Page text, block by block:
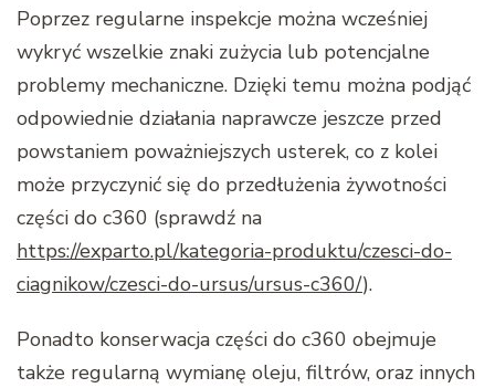
Poprzez regularne inspekcje można wcześniej
wykryć wszelkie znaki zużycia lub potencjalne
problemy mechaniczne. Dzięki temu można podjąć
odpowiednie działania naprawcze jeszcze przed
powstaniem poważniejszych usterek, co z kolei
może przyczynić się do przedłużenia żywotności
części do c360 (sprawdź na
https://exparto.pl/kategoria-produktu/czesci-do-
ciagnikow/czesci-do-ursus/ursus-c360/).
Ponadto konserwacja części do c360 obejmuje
także regularną wymianę oleju, filtrów, oraz innych